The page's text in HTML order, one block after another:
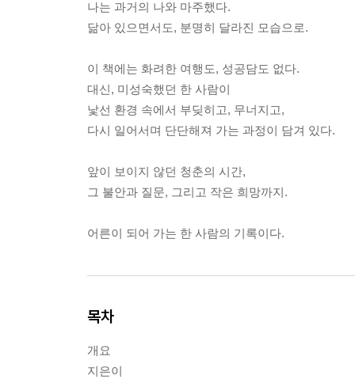
나는 과거의 나와 마주했다.
닮아 있으면서도, 분명히 달라진 모습으로.
이 책에는 화려한 여행도, 성공담도 없다.
대신, 미성숙했던 한 사람이
낯선 환경 속에서 부딪히고, 무너지고,
다시 일어서며 단단해져 가는 과정이 담겨 있다.
앞이 보이지 않던 청춘의 시간,
그 불안과 질문, 그리고 작은 희망까지.
어른이 되어 가는 한 사람의 기록이다.
목차
개요
지은이